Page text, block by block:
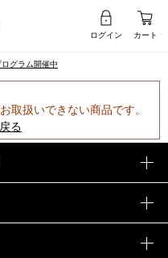
ログイン カート
ログラム開催中
取扱いできない商品です。
る